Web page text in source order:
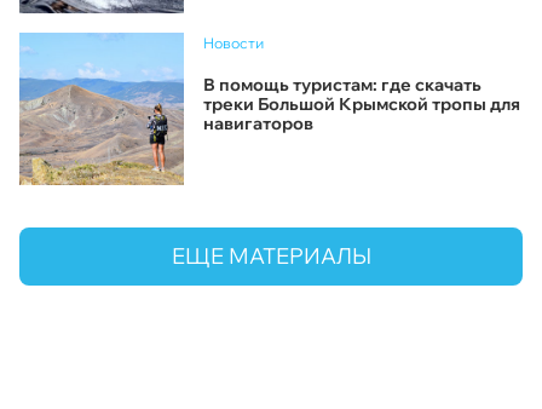
Новости
В помощь туристам: где скачать
треки Большой Крымской тропы для
навигаторов
ЕЩЕ МАТЕРИАЛЫ